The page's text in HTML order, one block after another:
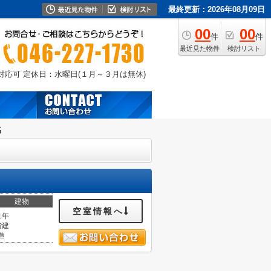
最終更新：2026年08月09日
00件
最近見た物件
00件
検討リスト
応可 定休日：水曜日(１月～３月は無休)
建物
年
建
空室情報へ